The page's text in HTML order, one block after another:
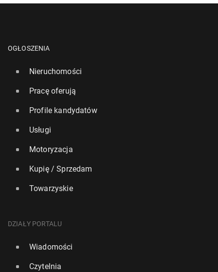
OGŁOSZENIA
Nieruchomości
Pracę oferują
Profile kandydatów
Usługi
Motoryzacja
Kupię / Sprzedam
Towarzyskie
DZIAŁY PORTALU
Wiadomości
Czytelnia